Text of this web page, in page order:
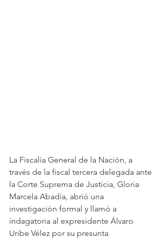
La Fiscalía General de la Nación, a
través de la fiscal tercera delegada ante
la Corte Suprema de Justicia, Gloria
Marcela Abadía, abrió una
investigación formal y llamó a
indagatoria al expresidente Álvaro
Uribe Vélez por su presunta